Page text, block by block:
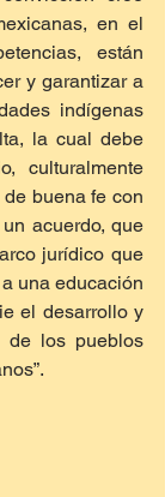
en el
están
y garantizar a
indígenas
la cual debe
culturalmente
buena fe con
acuerdo, que
jurídico que
una educación
el desarrollo y
de los pueblos